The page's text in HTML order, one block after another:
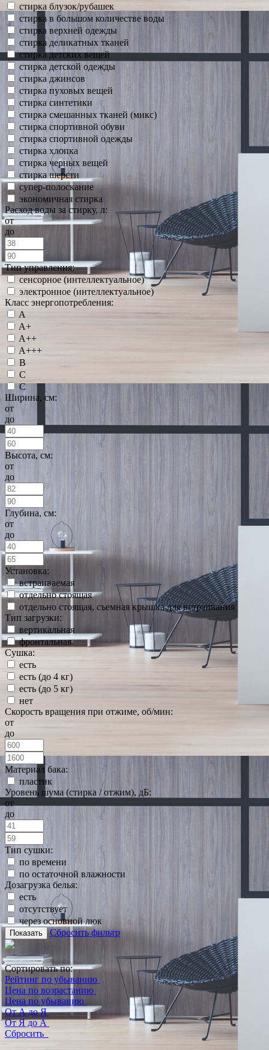
стирка блузок/рубашек
стирка в большом количестве воды
стирка верхней одежды
стирка деликатных тканей
стирка детских вещей
стирка детской одежды
стирка джинсов
стирка пуховых вещей
стирка синтетики
стирка смешанных тканей (микс)
стирка спортивной обуви
стирка спортивной одежды
стирка хлопка
стирка черных вещей
стирка шерсти
супер-полоскание
экономичная стирка
Расход воды за стирку, л:
от
до
Тип управления:
сенсорное (интеллектуальное)
электронное (интеллектуальное)
Класс энергопотребления:
A
A+
A++
A+++
B
C
С
Ширина, см:
от
до
Высота, см:
от
до
Глубина, см:
от
до
Установка:
встраиваемая
отдельно стоящая
отдельно стоящая, съемная крышка для встраивания
Тип загрузки:
вертикальная
фронтальная
Сушка:
есть
есть (до 4 кг)
есть (до 5 кг)
нет
Скорость вращения при отжиме, об/мин:
от
до
Материал бака:
пластик
Уровень шума (стирка / отжим), дБ:
от
до
Тип сушки:
по времени
по остаточной влажности
Дозагрузка белья:
есть
отсутствует
через основной люк
Показать Сбросить фильтр
Сортировать по:
Рейтинг по убыванию
Цена по возрастанию
Цена по убыванию
От А до Я
От Я до А
Сбросить